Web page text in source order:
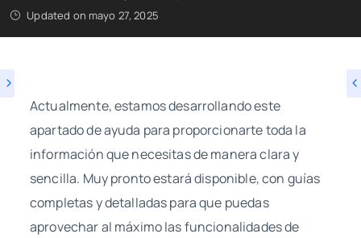
Updated on mayo 27, 2025
Actualmente, estamos desarrollando este
apartado de ayuda para proporcionarte toda la
información que necesitas de manera clara y
sencilla. Muy pronto estará disponible, con guías
completas y detalladas para que puedas
aprovechar al máximo las funcionalidades de